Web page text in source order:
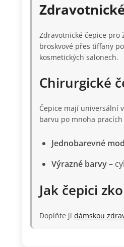
Zdravotnické čepice pro
broskvové přes tiffany
kosmetických salonech.
Chirurgické
Čepice mají universální
barvu po mnoha pracích
Jednobarevné
Výrazné barvy–
Jak čepici
Doplňte ji dámskou